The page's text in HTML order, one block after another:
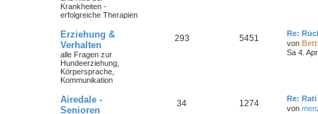
Krankheiten -
erfolgreiche Therapien
Erziehung &
Verhalten
alle Fragen zur
Hundeerziehung,
Körpersprache,
Kommunikation
293 5451
Re:
von
Sa 4.
Airedale -
Senioren
34 1274
Re:
von